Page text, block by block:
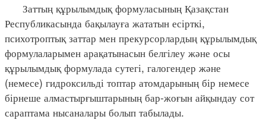
Заттың құрылымдық формуласының Қазақстан
Республикасында бақылауға жататын есірткі,
психотроптық заттар мен прекурсорлардың құрылымдық
формулаларымен арақатынасын белгілеу және осы
құрылымдық формулада сутегі, галогендер және
(немесе) гидроксильді топтар атомдарының бір немесе
бірнеше алмастырғыштарының бар-жоғын айқындау сот
сараптама нысаналары болып табылады.